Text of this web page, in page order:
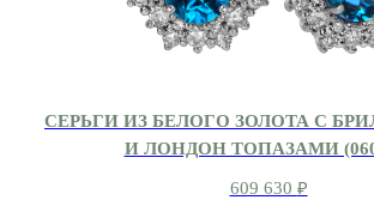
СЕРЬГИ ИЗ БЕЛОГО ЗОЛОТА С
И ЛОНДОН ТОПАЗАМИ
609 630 ₽